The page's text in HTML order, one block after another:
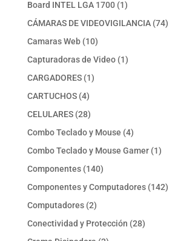
Board INTEL LGA 1700 11
producto
CÁMARAS DE VIDEOVIGILANCIA 7474
Camaras Web 1010
productos
Capturadoras de Video 11
CARGADORES 11
CARTUCHOS 44
productos
CELULARES 2828
productos
Combo Teclado y Mouse 44
productos
Combo Teclado y Mouse Gamer 11
Componentes 140140
productos
Componentes y Computadores 142142
Computadores 22
productos
Conectividad y Protección 2828